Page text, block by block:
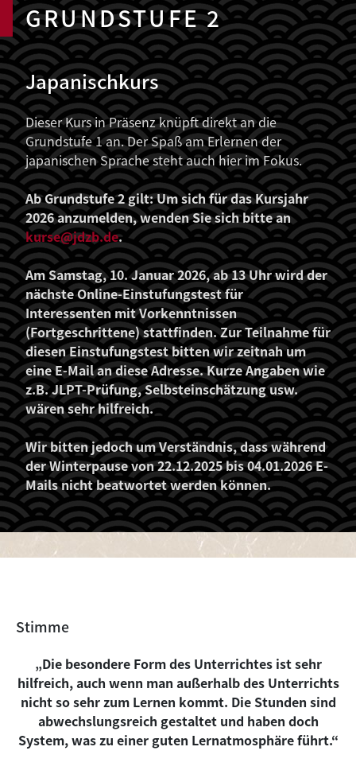
GRUNDSTUFE 2
Japanischkurs
Dieser Kurs in Präsenz knüpft direkt an die
Grundstufe 1 an. Der Spaß am Erlernen der
japanischen Sprache steht auch hier im Fokus.
Ab Grundstufe 2 gilt: Um sich für das Kursjahr
2026 anzumelden, wenden Sie sich bitte an
kurse@jdzb.de.
Am Samstag, 10. Januar 2026, ab 13 Uhr wird der
nächste Online-Einstufungstest für
Interessenten mit Vorkenntnissen
(Fortgeschrittene) stattfinden. Zur Teilnahme für
diesen Einstufungstest bitten wir zeitnah um
eine E-Mail an diese Adresse. Kurze Angaben wie
z.B. JLPT-Prüfung, Selbsteinschätzung usw.
wären sehr hilfreich.
Wir bitten jedoch um Verständnis, dass während
der Winterpause von 22.12.2025 bis 04.01.2026 E-
Mails nicht beatwortet werden können.
Stimme
„Die besondere Form des Unterrichtes ist sehr
hilfreich, auch wenn man außerhalb des Unterrichts
nicht so sehr zum Lernen kommt. Die Stunden sind
abwechslungsreich gestaltet und haben doch
System, was zu einer guten Lernatmosphäre führt.“